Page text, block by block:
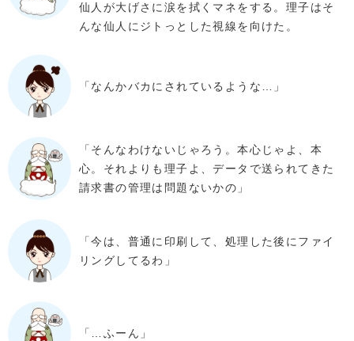
仙人が大げさに涙を拭くマネをする。理子はそ
んな仙人にジトっとした視線を向けた。
「なんかバカにされているような…」
「そんなわけないじゃろう。本心じゃよ、本
心。それよりも理子よ、データで送られてきた
請求書の管理は問題ないかの」
「今は、普通に印刷して、処理した後にファイ
リングしてるわ」
「…ふーん」